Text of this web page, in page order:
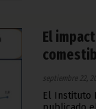
El
septiembre 22,
El Instituto